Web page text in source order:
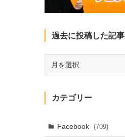
過去に投稿した記事
投
稿
た
記
カテゴリー
Facebook (709)